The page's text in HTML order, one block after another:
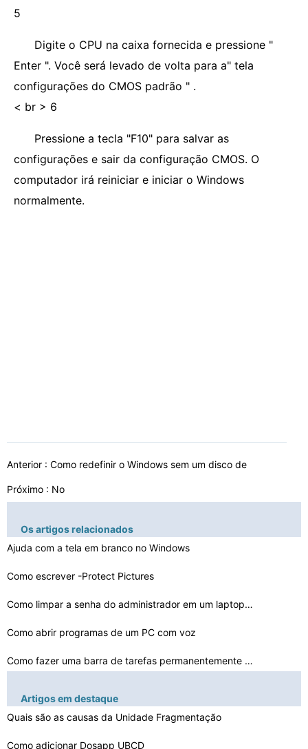
5
Digite o CPU na caixa fornecida e pressione "
Enter ". Você será levado de volta para a" tela
configurações do CMOS padrão " .
< br > 6
Pressione a tecla "F10" para salvar as
configurações e sair da configuração CMOS. O
computador irá reiniciar e iniciar o Windows
normalmente.
Anterior : Como redefinir o Windows sem um disco de
Próximo : No
Os artigos relacionados
Ajuda com a tela em branco no Windows
Como escrever -Protect Pictures
Como limpar a senha do administrador em um laptop usado…
Como abrir programas de um PC com voz
Como fazer uma barra de tarefas permanentemente invisí…
Como ignorar um Update
Artigos em destaque
Quais são as causas da Unidade Fragmentação
Como adicionar Dosapp UBCD